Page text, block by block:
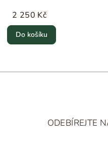
2 250 Kč
Do košíku
ODEBÍREJTE